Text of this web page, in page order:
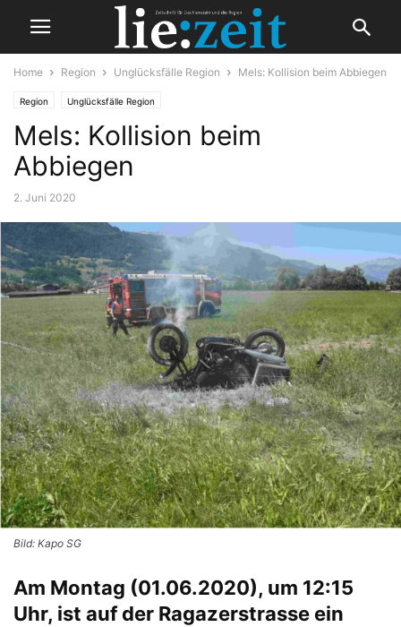
Home Region Unglücksfälle Region Mels: Kollision beim Abbiegen
Region Unglücksfälle Region
Mels: Kollision beim
Abbiegen
2. Juni 2020
Bild: Kapo SG
Am Montag (01.06.2020), um 12:15
Uhr, ist auf der Ragazerstrasse ein